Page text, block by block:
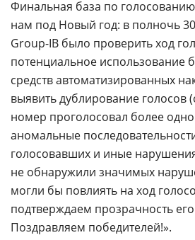
Финальная база по
нам под Новый год: в полночь
Group-IB было проверить ход
потенциальное использование
средств автоматизированных
выявить дублирование голосов
номер проголосовал более
аномальные
голосовавших и иные
не обнаружили значимых
могли бы повлиять на ход
подтверждаем прозрачность
Поздравляем победителей!».